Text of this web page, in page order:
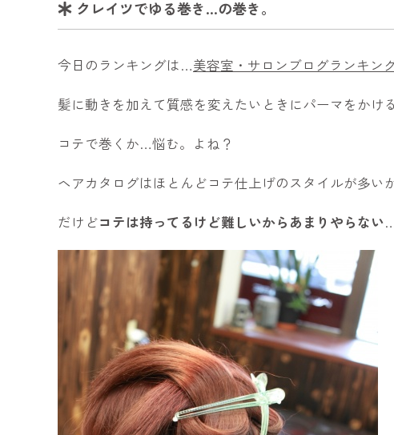
クレイツでゆる巻き…の巻き。
今日のランキングは…美容室・サロンブログランキン
髪に動きを加えて質感を変えたいときにパーマをかけ
コテで巻くか…悩む。よね？
ヘアカタログはほとんどコテ仕上げのスタイルが多い
だけどコテは持ってるけど難しいからあまりやらない